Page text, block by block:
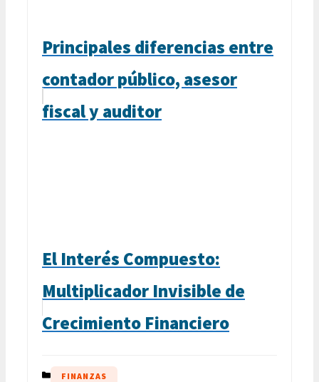
Principales diferencias entre
contador público, asesor
fiscal y auditor
El Interés Compuesto:
Multiplicador Invisible de
Crecimiento Financiero
CATEGORÍAS
FINANZAS